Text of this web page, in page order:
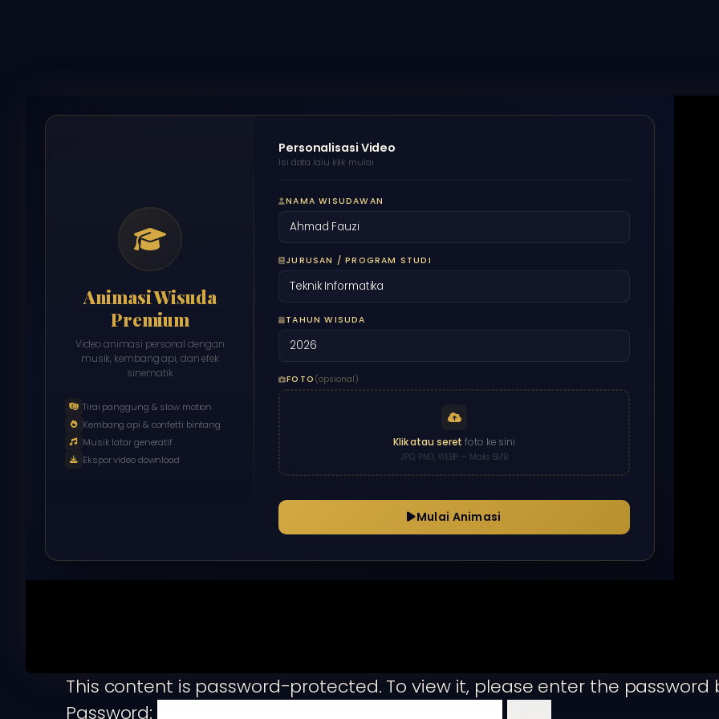
content
Animasi Wisuda
Premium
Video animasi personal dengan
musik, kembang api, dan efek
sinematik
Tirai panggung & slow motion
Kembang api & confetti bintang
Musik latar generatif
Ekspor video download
Personalisasi Video
Isi data lalu klik mulai
NAMA WISUDAWAN
JURUSAN / PROGRAM STUDI
TAHUN WISUDA
FOTO (opsional)
Klik atau seret foto ke sini
JPG, PNG, WEBP — Maks 5MB
Mulai Animasi
This content is password-protected. To view it, please enter the password
Password: